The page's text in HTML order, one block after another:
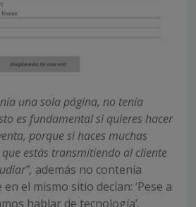
una sola página, no tenía
es fundamental si quieres hacer
porque si haces muchas
estás transmitiendo al cliente
además no contenía
el mismo sitio decían: ‘Pese a
hablar de tecnología’.